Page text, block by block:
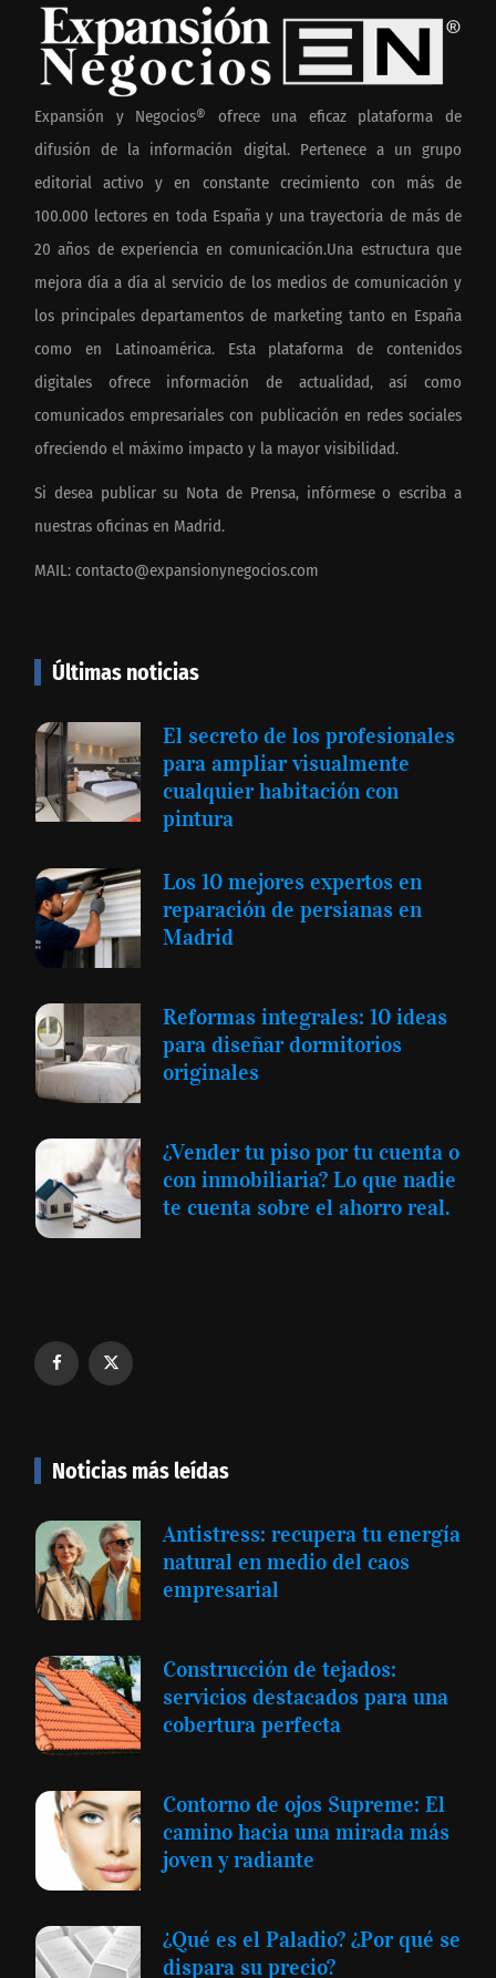
Expansión y Negocios® ofrece una eficaz plataforma de
difusión de la información digital. Pertenece a un grupo
editorial activo y en constante crecimiento con más de
100.000 lectores en toda España y una trayectoria de más de
20 años de experiencia en comunicación.Una estructura que
mejora día a día al servicio de los medios de comunicación y
los principales departamentos de marketing tanto en España
como en Latinoamérica. Esta plataforma de contenidos
digitales ofrece información de actualidad, así como
comunicados empresariales con publicación en redes sociales
ofreciendo el máximo impacto y la mayor visibilidad.
Si desea publicar su Nota de Prensa, infórmese o escriba a
nuestras oficinas en Madrid.
MAIL: contacto@expansionynegocios.com
Últimas noticias
El secreto de los profesionales
para ampliar visualmente
cualquier habitación con
pintura
Los 10 mejores expertos en
reparación de persianas en
Madrid
Reformas integrales: 10 ideas
para diseñar dormitorios
originales
¿Vender tu piso por tu cuenta o
con inmobiliaria? Lo que nadie
te cuenta sobre el ahorro real.
Noticias más leídas
Antistress: recupera tu energía
natural en medio del caos
empresarial
Construcción de tejados:
servicios destacados para una
cobertura perfecta
Contorno de ojos Supreme: El
camino hacia una mirada más
joven y radiante
¿Qué es el Paladio? ¿Por qué se
dispara su precio?